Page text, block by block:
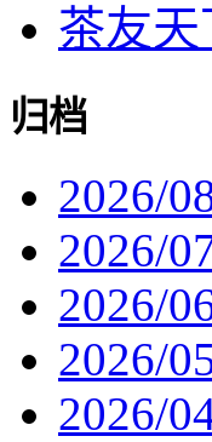
茶友天
归档
2026/
2026/
2026/
2026/
2026/